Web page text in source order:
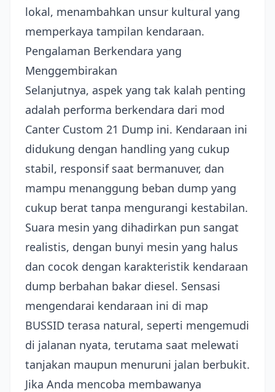
lokal, menambahkan unsur kultural yang
memperkaya tampilan kendaraan.
Pengalaman Berkendara yang
Menggembirakan
Selanjutnya, aspek yang tak kalah penting
adalah performa berkendara dari mod
Canter Custom 21 Dump ini. Kendaraan ini
didukung dengan handling yang cukup
stabil, responsif saat bermanuver, dan
mampu menanggung beban dump yang
cukup berat tanpa mengurangi kestabilan.
Suara mesin yang dihadirkan pun sangat
realistis, dengan bunyi mesin yang halus
dan cocok dengan karakteristik kendaraan
dump berbahan bakar diesel. Sensasi
mengendarai kendaraan ini di map
BUSSID terasa natural, seperti mengemudi
di jalanan nyata, terutama saat melewati
tanjakan maupun menuruni jalan berbukit.
Jika Anda mencoba membawanya